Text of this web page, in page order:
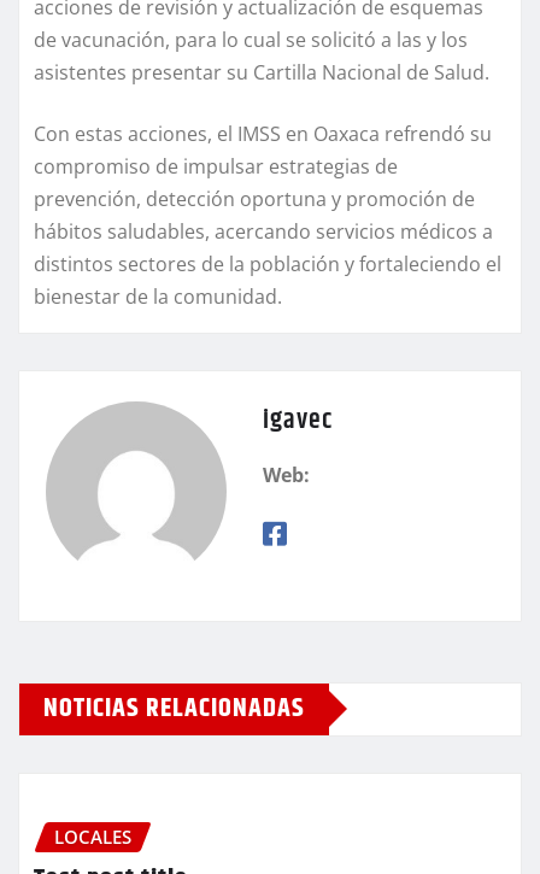
acciones de revisión y actualización de esquemas
de vacunación, para lo cual se solicitó a las y los
asistentes presentar su Cartilla Nacional de Salud.
Con estas acciones, el IMSS en Oaxaca refrendó su
compromiso de impulsar estrategias de
prevención, detección oportuna y promoción de
hábitos saludables, acercando servicios médicos a
distintos sectores de la población y fortaleciendo el
bienestar de la comunidad.
igavec
Web:
NOTICIAS RELACIONADAS
LOCALES